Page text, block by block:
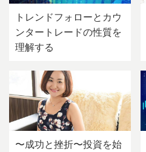
トレンドフォローとカウ
ンタートレードの性質を
理解する
〜成功と挫折〜投資を始